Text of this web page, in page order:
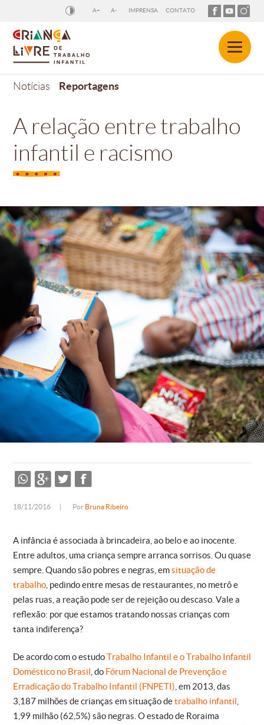
A+ A- IMPRENSA CONTATO
Notícias Reportagens
A relação entre trabalho
infantil e racismo
18/11/2016 Por Bruna Ribeiro
A infância é associada à brincadeira, ao belo e ao inocente.
Entre adultos, uma criança sempre arranca sorrisos. Ou quase
sempre. Quando são pobres e negras, emsituação de
trabalho , pedindo entre mesas de restaurantes, no metrô e
pelas ruas, a reação pode ser de rejeição ou descaso. Vale a
reflexão: por que estamos tratando nossas crianças com
tanta indiferença?
De acordo com o estudoTrabalho Infantil e o Trabalho Infantil
Doméstico no Brasil , do Fórum Nacional de Prevenção e
Erradicação do Trabalho Infantil (FNPETI), em 2013, das
3,187 milhões de crianças em situação detrabalho infantil ,
1,99 milhão (62,5%) são negras. O estado de Roraima